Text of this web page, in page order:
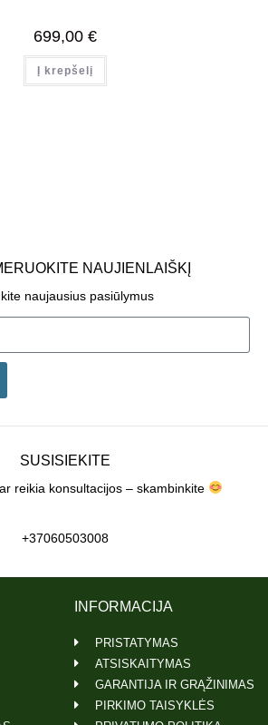
699,00 €
Į krepšelį
NAUJIENLAIŠKĮ
naujausius pasiūlymus
SUSISIEKITE
reikia konsultacijos – skambinkite
+37060503008
INFORMACIJA
PRISTATYMAS
ATSISKAITYMAS
GARANTIJA IR GRĄŽINIMAS
PIRKIMO TAISYKLĖS